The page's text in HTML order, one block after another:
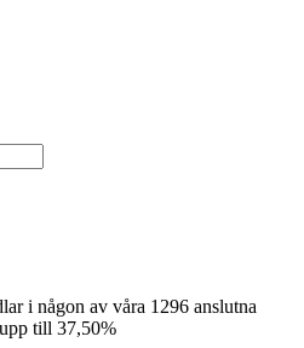
i någon av våra 1296 anslutna
till 37,50%